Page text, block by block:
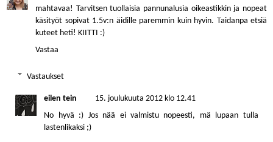
mahtavaa! Tarvitsen tuollaisia pannunalusia oikeastikkin ja nopeat
käsityöt sopivat 1.5v:n äidille paremmin kuin hyvin. Taidanpa etsiä
kuteet heti! KIITTI :)
Vastaa
Vastaukset
eilen tein
15. joulukuuta 2012 klo 12.41
No hyvä :) Jos nää ei valmistu nopeesti, mä lupaan tulla
lastenlikaksi ;)